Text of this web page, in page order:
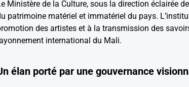
Ministère de la Culture, sous la direction éclairée
patrimoine matériel et immatériel du pays.
des artistes et à la transmission des
international du Mali.
élan porté par une gouvernance